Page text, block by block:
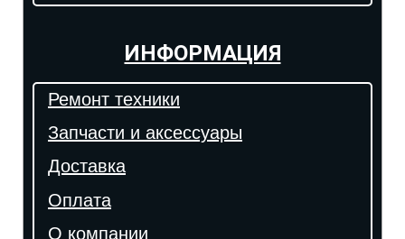
ИНФОРМАЦИЯ
Ремонт техники
Запчасти и аксессуары
Доставка
Оплата
О компании